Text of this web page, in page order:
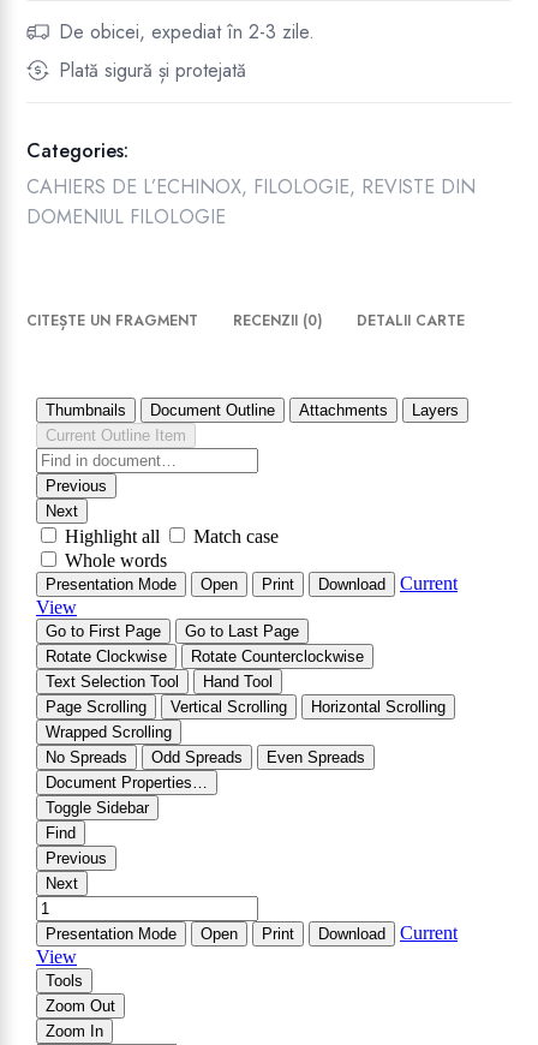
/
ECHINOX
JOURNAL
De obicei, expediat în 2-3 zile.
Plată sigură și protejată
Categories:
CAHIERS DE L’ECHINOX, FILOLOGIE, REVISTE DIN
DOMENIUL FILOLOGIE
CITEȘTE UN FRAGMENT RECENZII (0) DETALII CARTE